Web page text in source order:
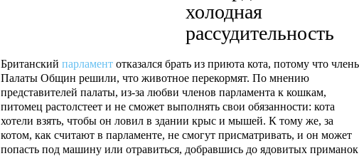
холодная
рассудительность
Британский парламент отказался брать из приюта кота, потому что
Палаты Общин решили, что животное перекормят. По мнению
представителей палаты, из-за любви членов парламента к кошкам,
питомец растолстеет и не сможет выполнять свои обязанности: кота
хотели взять, чтобы он ловил в здании крыс и мышей. К тому же, за
котом, как считают в парламенте, не смогут присматривать, и он может
попасть под машину или отравиться, добравшись до ядовитых приманок